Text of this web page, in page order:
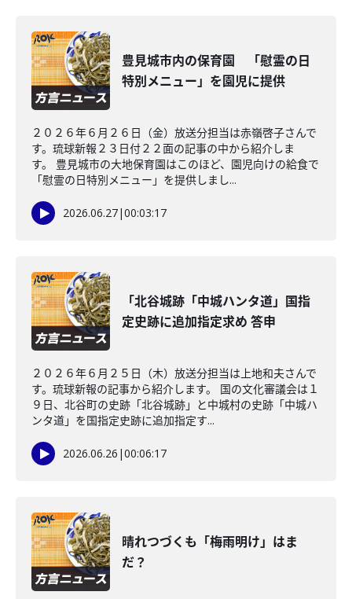
豊見城市内の保育園 「慰霊の日
特別メニュー」を園児に提供
２０２６年６月２６日（金）放送分担当は赤嶺啓子さんで
す。琉球新報２３日付２２面の記事の中から紹介しま
す。 豊見城市の大地保育園はこのほど、園児向けの給食で
「慰霊の日特別メニュー」を提供しまし...
2026.06.27|00:03:17
「北谷城跡「中城ハンタ道」国指
定史跡に追加指定求め 答申
２０２６年６月２５日（木）放送分担当は上地和夫さんで
す。琉球新報の記事から紹介します。 国の文化審議会は１
９日、北谷町の史跡「北谷城跡」と中城村の史跡「中城ハ
ンタ道」を国指定史跡に追加指定す...
2026.06.26 |00:06:17
晴れつづくも「梅雨明け」はま
だ？